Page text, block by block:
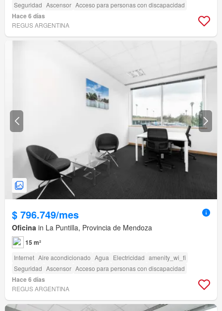
Seguridad Ascensor Acceso para personas con discapacidad
Hace 6 días
REGUS ARGENTINA
$ 796.749/mes
Oficina in La Puntilla, Provincia de Mendoza
15 m²
Internet Aire acondicionado Agua Electricidad amenity_wi_fi
Seguridad Ascensor Acceso para personas con discapacidad
Hace 6 días
REGUS ARGENTINA